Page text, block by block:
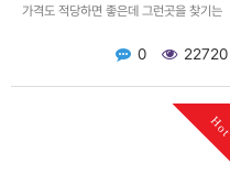
가격도 적당하면 좋은데 그런곳을 찾기는
이 주는 넉넉함이 있습…0 22720
Hot